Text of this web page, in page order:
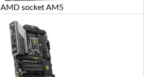
AMD socket AM5